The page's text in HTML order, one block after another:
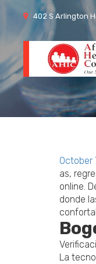
402 S Arlington
Posted
on
October
as,
online.
donde
La